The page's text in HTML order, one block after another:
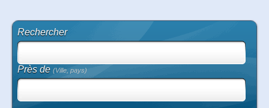
Rechercher
Près de(Ville, pays)